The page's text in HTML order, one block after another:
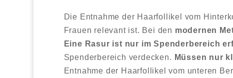
Die Entnahme der Haarfollikel vom
Frauen relevant ist. Bei den modernen
Eine Rasur ist nur im Spenderbereich
Spenderbereich verdecken. Müssen nur
Entnahme der Haarfollikel vom unteren